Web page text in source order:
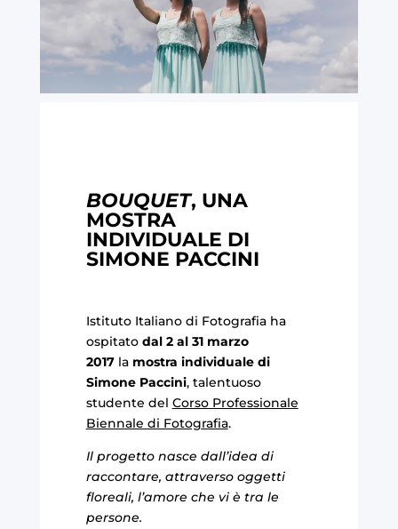
BOUQUET, UNA
MOSTRA
INDIVIDUALE DI
SIMONE PACCINI
Istituto Italiano di Fotografia ha
ospitato dal 2 al 31 marzo
2017la mostra individuale di
Simone Paccini, talentuoso
studente del Corso Professionale
Biennale di Fotografia.
Il progetto nasce dall’idea di
raccontare, attraverso oggetti
floreali, l’amore che vi è tra le
persone.